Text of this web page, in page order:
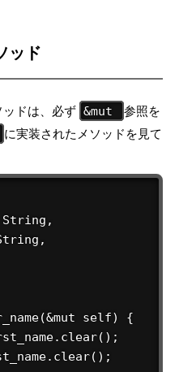
ッド
ドは、必ず &mut
参照を
に実装されたメソッドを見て
self) {